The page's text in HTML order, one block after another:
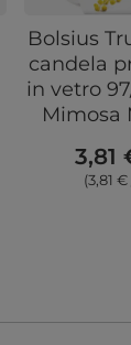
Bolsius
candela
in vetro
Mimosa
3,81
(3,81